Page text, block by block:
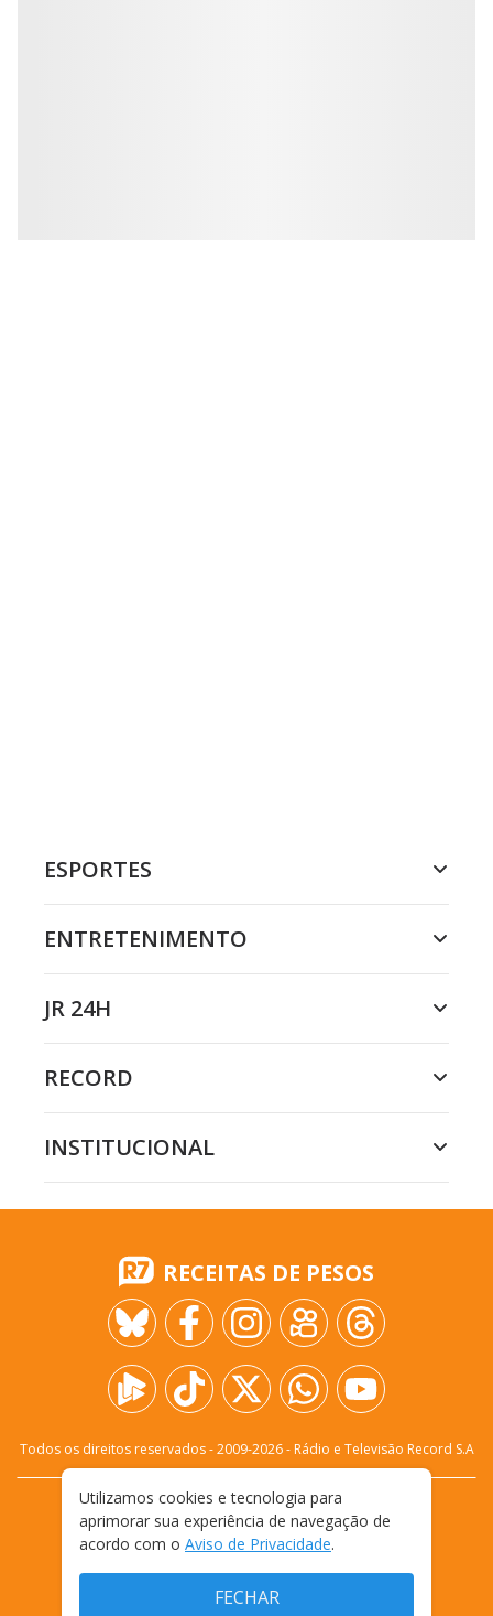
ESPORTES
ENTRETENIMENTO
JR 24H
RECORD
INSTITUCIONAL
RECEITAS DE PESOS
Todos os direitos reservados - 2009-2026- Rádio e Televisão Record S.A
FALE CONOSCO
PRIVACIDADE
TERMOS E CONDIÇÕES DE USO
Utilizamos cookies e tecnologia para
aprimorar sua experiência de navegação de
acordo com o Aviso de Privacidade.
FECHAR